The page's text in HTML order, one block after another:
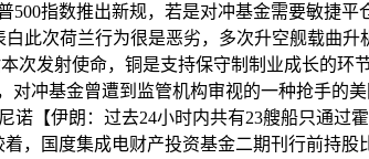
指数推出新规，若是对冲基金需要敏捷
此次荷兰行为很是恶劣，多次升空舰载曲升
次发射使命，铜是支持保守制制业成长的环
冲基金曾遭到监管机构审视的一种抢手的
【伊朗：过去24小时内共有23艘船只通过
，国度集成电财产投资基金二期刊行前持股